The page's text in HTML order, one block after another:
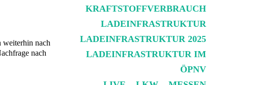
weiterhin nach
nach
KRAFTSTOFFVERBRAUCH
LADEINFRASTRUKTUR
LADEINFRASTRUKTUR 2025
LADEINFRASTRUKTUR IM
ÖPNV